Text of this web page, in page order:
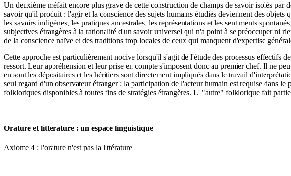
Un deuxième méfait encore plus grave de cette construction de champs de savoir isolés
savoir qu'il produit : l'agir et la conscience des sujets humains étudiés deviennent des
les savoirs indigènes, les pratiques ancestrales, les représentations et les sentiments
subjectives étrangères à la rationalité d'un savoir universel qui n'a point à se préoccuper ni
de la conscience naïve et des traditions trop locales de ceux qui manquent d'expertise
Cette approche est particulièrement nocive lorsqu'il s'agit de l'étude des processus effectifs
ressort. Leur appréhension et leur prise en compte s'imposent donc au premier chef. Il ne
en sont les dépositaires et les héritiers sont directement impliqués dans le travail
seul regard d'un observateur étranger : la participation de l'acteur humain est requise dans
folkloriques disponibles à toutes fins de stratégies étrangères. L' "autre" folklorique fait
Orature et littérature : un espace linguistique
Axiome 4 : l'orature n'est pas la littérature